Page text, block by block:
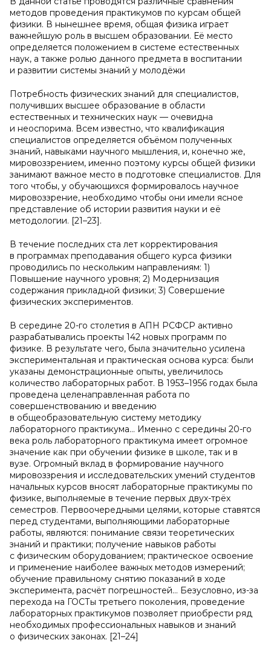
методов проведения практикумов по курсам общей
физики. В нынешнее время, общая физика играет
важнейшую роль в высшем образовании. Её место
определяется положением в системе естественных
наук, а также ролью данного предмета в воспитании
и развитии системы знаний у молодёжи
Потребность физических знаний для специалистов,
получивших высшее образование в области
естественных и технических наук — очевидна
и неоспорима. Всем известно, что квалификация
специалистов определяется объёмом полученных
знаний, навыками научного мышления, и, конечно же,
мировоззрением, именно поэтому курсы общей физики
занимают важное место в подготовке специалистов. Для
того чтобы, у обучающихся формировалось научное
мировоззрение, необходимо чтобы они имели ясное
представление об истории развития науки и её
методологии. [21–23].
В течение последних ста лет корректирования
в программах преподавания общего курса физики
проводились по нескольким направлениям: 1)
Повышение научного уровня; 2) Модернизация
содержания прикладной физики; 3) Совершение
физических экспериментов.
В середине 20-го столетия в АПН РСФСР активно
разрабатывались проекты 142 новых программ по
физике. В результате чего, была значительно усилена
экспериментальная и практическая основа курса: были
указаны демонстрационные опыты, увеличилось
количество лабораторных работ. В 1953–1956 годах была
проведена целенаправленная работа по
совершенствованию и введению
в общеобразовательную систему методику
лабораторного практикума... Именно с середины 20-го
века роль лабораторного практикума имеет огромное
значение как при обучении физике в школе, так и в
вузе. Огромный вклад в формирование научного
мировоззрения и исследовательских умений студентов
начальных курсов вносят лабораторные практикумы по
физике, выполняемые в течение первых двух-трёх
семестров. Первоочередными целями, которые ставятся
перед студентами, выполняющими лабораторные
работы, являются: понимание связи теоретических
знаний и практики; получение навыков работы
с физическим оборудованием; практическое освоение
и применение наиболее важных методов измерений;
обучение правильному снятию показаний в ходе
эксперимента, расчёт погрешностей... Безусловно, из-за
перехода на ГОСТы третьего поколения, проведение
лабораторных практикумов позволяет приобрести ряд
необходимых профессиональных навыков и знаний
о физических законах. [21–24]